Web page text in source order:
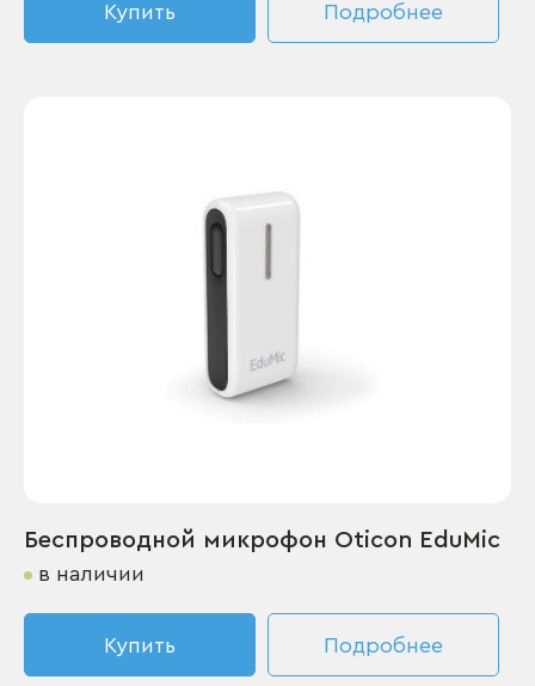
Купить Подробнее
Беспроводной микрофон Oticon EduMic
в наличии
Купить Подробнее